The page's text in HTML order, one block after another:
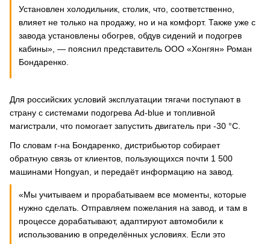
Установлен холодильник, столик, что, соответственно,
влияет не только на продажу, но и на комфорт. Также уже с
завода установлены обогрев, обдув сидений и подогрев
кабины», — пояснил представитель ООО «Хонгян» Роман
Бондаренко.
Для российских условий эксплуатации тягачи поступают в
страну с системами подогрева Ad-blue и топливной
магистрали, что помогает запустить двигатель при -30 °С.
По словам г-на Бондаренко, дистрибьютор собирает
обратную связь от клиентов, пользующихся почти 1 500
машинами Hongyan, и передаёт информацию на завод.
«Мы учитываем и прорабатываем все моменты, которые
нужно сделать. Отправляем пожелания на завод, и там в
процессе дорабатывают, адаптируют автомобили к
использованию в определённых условиях. Если это